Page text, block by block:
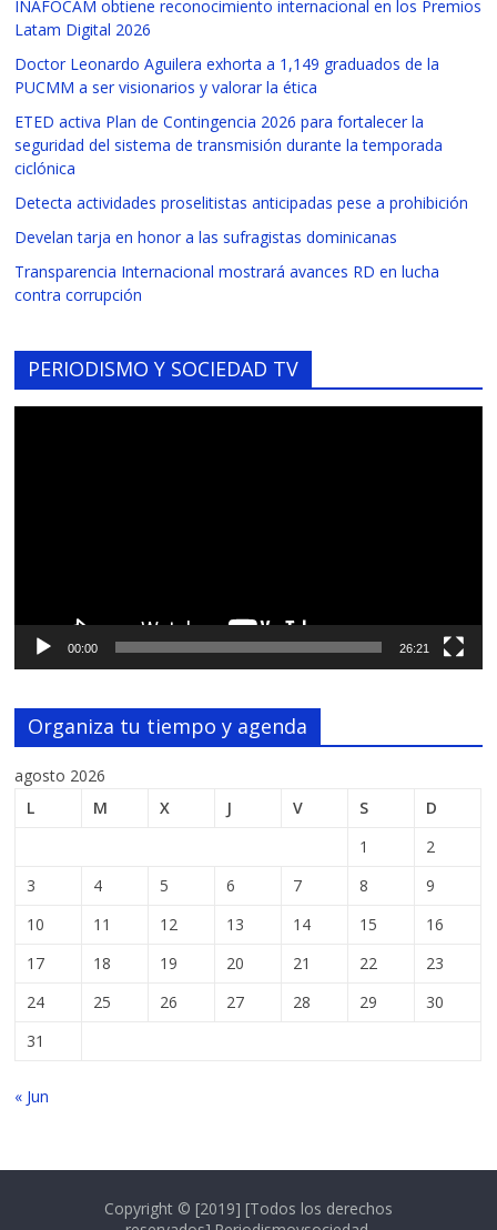
INAFOCAM obtiene reconocimiento internacional en los Premios
Latam Digital 2026
Doctor Leonardo Aguilera exhorta a 1,149 graduados de la
PUCMM a ser visionarios y valorar la ética
ETED activa Plan de Contingencia 2026 para fortalecer la
seguridad del sistema de transmisión durante la temporada
ciclónica
Detecta actividades proselitistas anticipadas pese a prohibición
Develan tarja en honor a las sufragistas dominicanas
Transparencia Internacional mostrará avances RD en lucha
contra corrupción
PERIODISMO Y SOCIEDAD TV
00:00 26:21
Organiza tu tiempo y agenda
agosto 2026
L
M X J V S
D
1
2
3
4 5 6 7 8
9
10
11 12 13 14 15
16
17
18 19 20 21 22
23
24
25 26 27 28 29
30
31
« Jun
Copyright © [2019] [Todos los derechos